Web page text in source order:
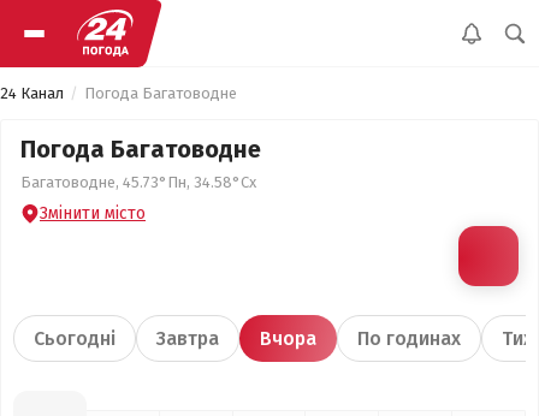
24 Канал Погода Багатоводне
Погода Багатоводне
Багатоводне, 45.73°Пн, 34.58°Сх
Змінити місто
Сьогодні Завтра Вчора По годинах